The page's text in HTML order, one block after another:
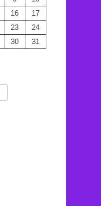
16
17
23
24
30 31